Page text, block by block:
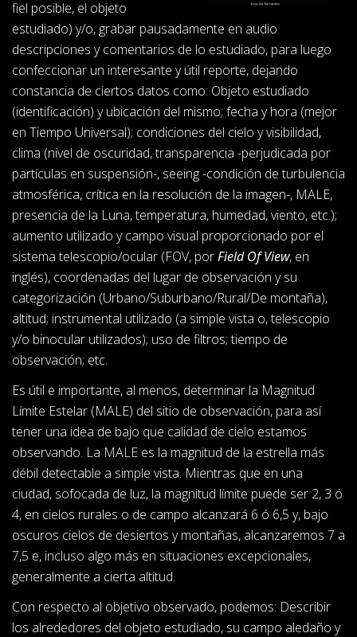
fiel posible, el objeto
estudiado) y/o, grabar pausadamente en audio
descripciones y comentarios de lo estudiado, para luego
confeccionar un interesante y útil reporte, dejando
constancia de ciertos datos como: Objeto estudiado
(identificación) y ubicación del mismo; fecha y hora (mejor
en Tiempo Universal); condiciones del cielo y visibilidad,
clima (nivel de oscuridad, transparencia -perjudicada por
partículas en suspensión-, seeing -condición de turbulencia
atmosférica, crítica en la resolución de la imagen-, MALE,
presencia de la Luna, temperatura, humedad, viento, etc.);
aumento utilizado y campo visual proporcionado por el
sistema telescopio/ocular (FOV, porField Of View, en
inglés), coordenadas del lugar de observación y su
categorización (Urbano/Suburbano/Rural/De montaña),
altitud; instrumental utilizado (a simple vista o, telescopio
y/o binocular utilizados); uso de filtros; tiempo de
observación; etc.
Es útil e importante, al menos, determinar la Magnitud
Límite Estelar (MALE) del sitio de observación, para así
tener una idea de bajo que calidad de cielo estamos
observando. La MALE es la magnitud de la estrella más
débil detectable a simple vista. Mientras que en una
ciudad, sofocada de luz, la magnitud límite puede ser 2, 3 ó
4, en cielos rurales o de campo alcanzará 6 ó 6,5 y, bajo
oscuros cielos de desiertos y montañas, alcanzaremos 7 a
7,5 e, incluso algo más en situaciones excepcionales,
generalmente a cierta altitud.
Con respecto al objetivo observado, podemos: Describir
los alrededores del objeto estudiado, su campo aledaño y